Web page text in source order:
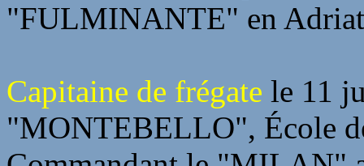
"FULMINANTE" en
Capitaine de frégate le 11
"MONTEBELLO", École